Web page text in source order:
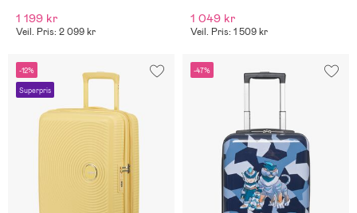
1 199 kr
Veil. Pris: 2 099 kr
1 049 kr
Veil. Pris: 1 509 kr
-12%
Superpris
-47%